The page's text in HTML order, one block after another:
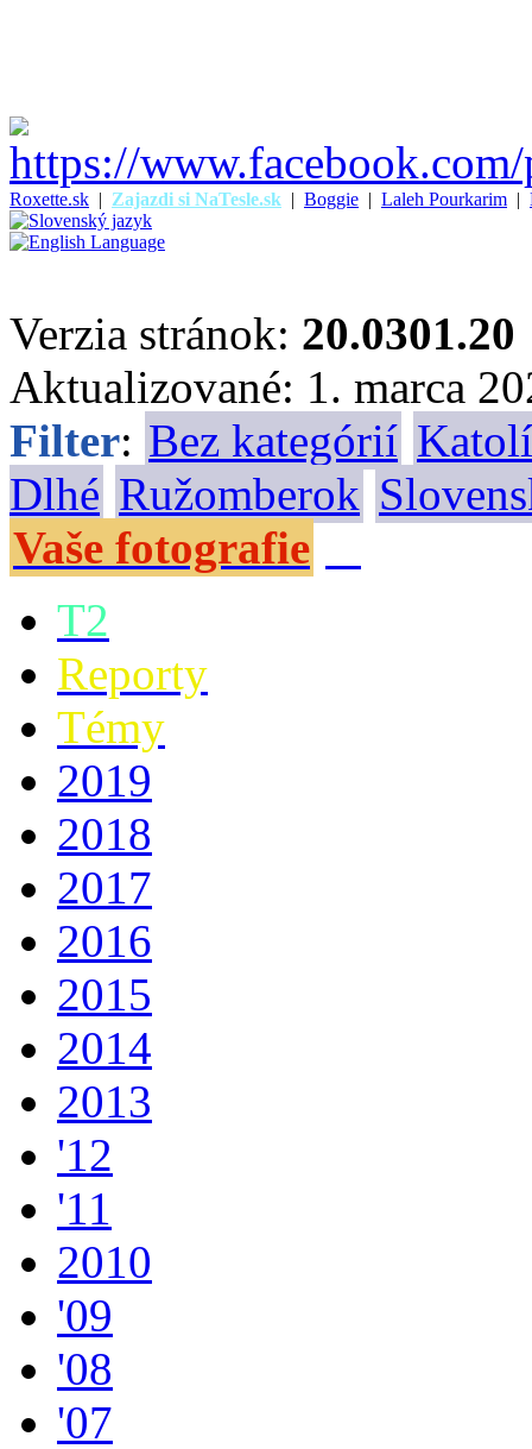
Roxette.sk | Zajazdi si NaTesle.sk | Boggie | Laleh Pourkarim |
Verzia stránok: 20.0301.20
Aktualizované: 1. marca
Filter: Bez kategórií
Dlhé Ružomberok
Vaše fotografie
T2
Reporty
Témy
2019
2018
2017
2016
2015
2014
2013
'12
'11
2010
'09
'08
'07